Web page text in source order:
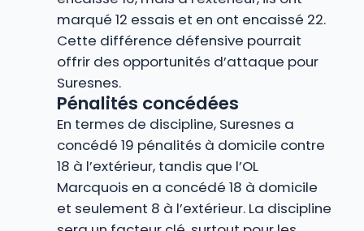
marqué 12 essais et en ont encaissé 22.
Cette différence défensive pourrait
offrir des opportunités d’attaque pour
Suresnes.
Pénalités concédées
En termes de discipline, Suresnes a
concédé 19 pénalités à domicile contre
18 à l’extérieur, tandis que l’OL
Marcquois en a concédé 18 à domicile
et seulement 8 à l’extérieur. La discipline